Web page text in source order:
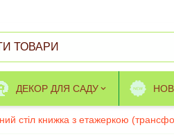
ДЕКОР ДЛЯ САДУ
стіл книжка з етажеркою